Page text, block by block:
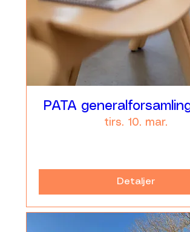
PATA
tirs. 10. mar.
Detaljer